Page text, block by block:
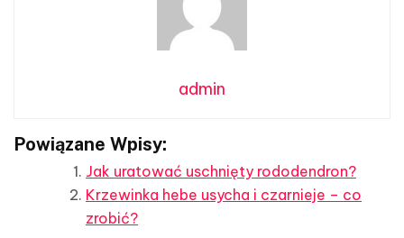
admin
Powiązane Wpisy:
Jak uratować uschnięty rododendron?
Krzewinka hebe usycha i czarnieje – co
zrobić?